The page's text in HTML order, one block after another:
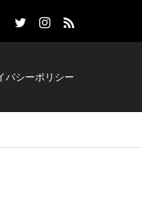
バシーポリシー